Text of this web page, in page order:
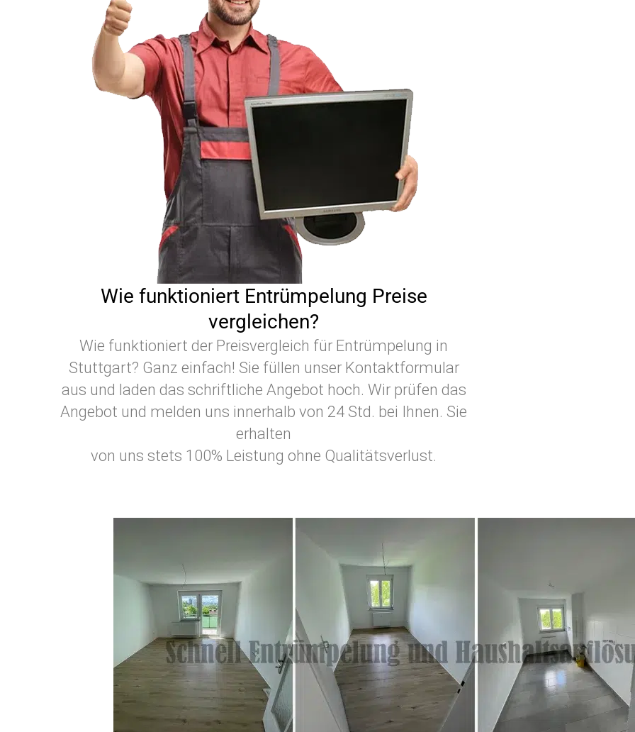
Wie funktioniert Entrümpelung Preise
vergleichen?
Wie funktioniert der Preisvergleich für Entrümpelung in
Stuttgart? Ganz einfach! Sie füllen unser Kontaktformular
aus und laden das schriftliche Angebot hoch. Wir prüfen das
Angebot und melden uns innerhalb von 24 Std. bei Ihnen. Sie
erhalten
von uns stets 100% Leistung ohne Qualitätsverlust.